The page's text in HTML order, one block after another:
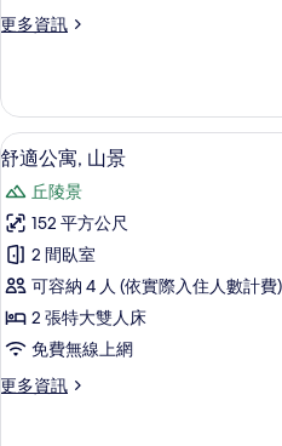
的
有
相
片
更多資訊
更
洋
房,
山
的
詳
情
顯
示
舒
適
公
寓,
山
的
7
舒適公寓, 山景
丘陵景
152 平方公尺
2 間臥室
可容納 4 人 (依實際入住人數計費)
2 張特大雙人床
免費無線上網
更多資訊
更